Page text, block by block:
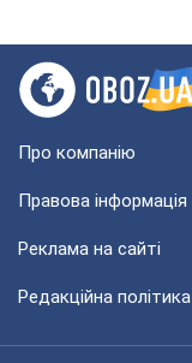
Про компанію
Правова інформація
Реклама на сайті
Редакційна політика